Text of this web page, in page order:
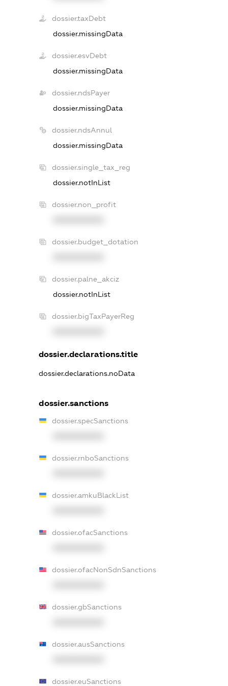
dossier.taxDebt
dossier.missingData
dossier.esvDebt
dossier.missingData
dossier.ndsPayer
dossier.missingData
dossier.ndsAnnul
dossier.missingData
dossier.single_tax_reg
dossier.notInList
dossier.non_profit
dossier.budget_dotation
dossier.palne_akciz
dossier.notInList
dossier.bigTaxPayerReg
dossier.declarations.title
dossier.declarations.noData
dossier.sanctions
dossier.specSanctions
dossier.rnboSanctions
dossier.amkuBlackList
dossier.ofacSanctions
dossier.ofacNonSdnSanctions
dossier.gbSanctions
dossier.ausSanctions
dossier.euSanctions